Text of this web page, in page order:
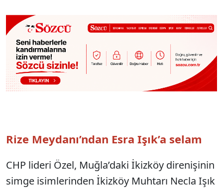
Rize Meydanı’ndan Esra Işık’a selam
CHP lideri Özel, Muğla’daki İkizköy direnişinin
simge isimlerinden İkizköy Muhtarı Necla Işık